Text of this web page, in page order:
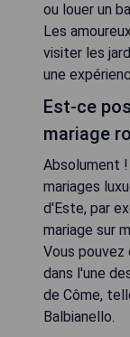
ou louer un
Les
visiter les
une
Est-ce
mariage
Absolument
mariages
d'Este, par
mariage sur
Vous pouvez
dans l'une
de Côme,
Balbianello.